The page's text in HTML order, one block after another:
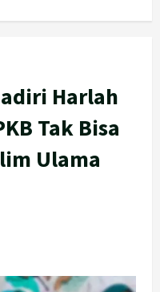
Harlah
Tak Bisa
Ulama